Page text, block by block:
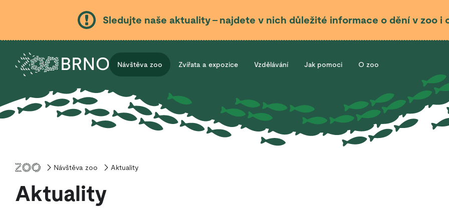
Sledujte naše aktuality – najdete v nich důležité informace o dění v zoo i
Návštěva zoo Zvířata a expozice Vzdělávání Jak pomoci O zoo
Úvod
Návštěva zoo Aktuality
Aktuality